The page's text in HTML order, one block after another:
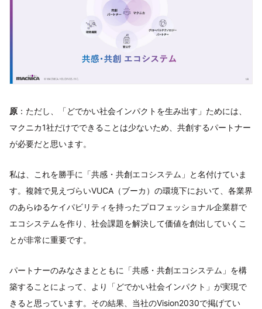
原 ：ただし、「どでかい社会インパクトを生み出す」ためには、
マクニカ1社だけでできることは少ないため、共創するパートナー
が必要だと思います。
私は、これを勝手に「共感・共創エコシステム」と名付けていま
す。複雑で見えづらいVUCA（ブーカ）の環境下において、各業界
のあらゆるケイパビリティを持ったプロフェッショナル企業群で
エコシステムを作り、社会課題を解決して価値を創出していくこ
とが非常に重要です。
パートナーのみなさまとともに「共感・共創エコシステム」を構
築することによって、より「どでかい社会インパクト」が実現で
きると思っています。その結果、当社のVision2030で掲げてい